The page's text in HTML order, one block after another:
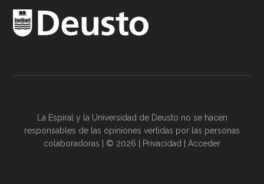
La Espiral y la Universidad de Deusto no se hacen
responsables de las opiniones vertidas por las personas
colaboradoras | © 2026 | Privacidad Acceder